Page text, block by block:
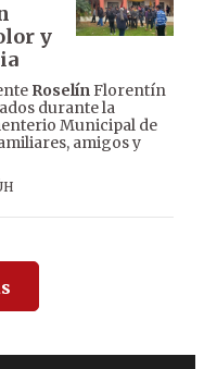
y
RoselínFlorentín
durante la
Municipal de
amigos y